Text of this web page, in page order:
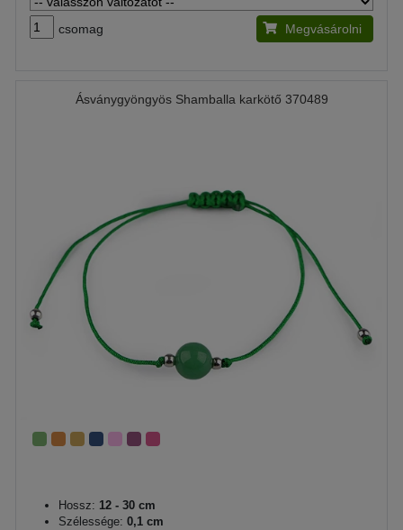
csomag Megvásárolni
Ásványgyöngyös Shamballa karkötő 370489
Hossz: 12 - 30 cm
Szélessége: 0,1 cm